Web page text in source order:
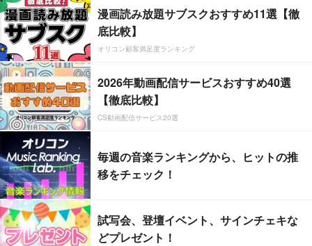
漫画読み放題サブスクおすすめ11選【徹
底比較】
オリコン顧客満足度ランキング
2026年動画配信サービスおすすめ40選
【徹底比較】
CS動画配信サービス20選
毎週の音楽ランキングから、ヒットの推
移をチェック！
試写会、登壇イベント、サインチェキな
どプレゼント！